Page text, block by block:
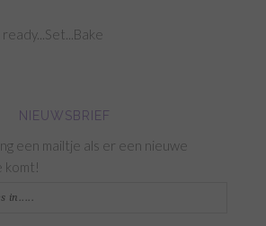
NIEUWSBRIEF
een mailtje als er een nieuwe
komt!